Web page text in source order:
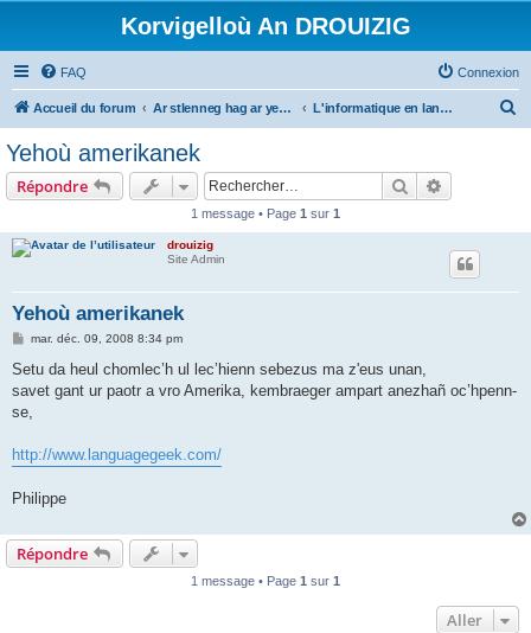
Korvigelloù An DROUIZIG
FAQ Connexion
Accueil du forum Ar stlenneg hag ar yezhoù bihan er bed a-bezh L'informatique en langues régionales et minoritaires
Yehoù amerikanek
Répondre Rechercher
1 message • Page 1 sur 1
drouizig
Site Admin
Yehoù amerikanek
M
s
a
g
e
mar. déc. 09, 2008 8:34 pm
Setu da heul chomlec’h ul lec’hienn sebezus ma z'eus unan,
savet gant ur paotr a vro Amerika, kembraeger ampart anezhañ oc’hpenn-
se,
http://www.languagegeek.com/
Philippe
Répondre
1 message • Page 1 sur 1
Aller